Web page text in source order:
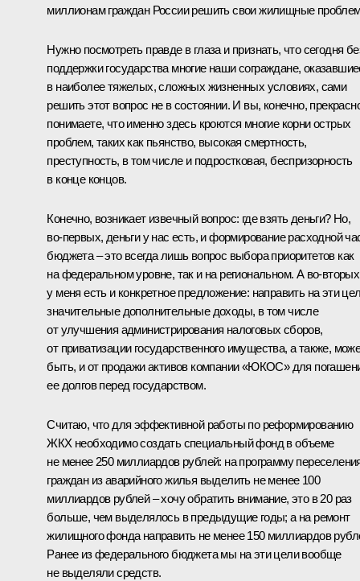
миллионам граждан России решить свои жилищные
Нужно посмотреть правде в глаза и признать, что сегодня
поддержки государства многие наши сограждане,
в наиболее тяжелых, сложных жизненных условиях, сами
решить этот вопрос не в состоянии. И вы, конечно,
понимаете, что именно здесь кроются многие корни острых
проблем, таких как пьянство, высокая смертность,
преступность, в том числе и подростковая, беспризорность
в конце концов.
Конечно, возникает извечный вопрос: где взять деньги? Но,
во‑первых, деньги у нас есть, и формирование расходной
бюджета – это всегда лишь вопрос выбора приоритетов как
на федеральном уровне, так и на региональном. А
у меня есть и конкретное предложение: направить на эти
значительные дополнительные доходы, в том числе
от улучшения администрирования налоговых сборов,
от приватизации государственного имущества, а также,
быть, и от продажи активов компании «ЮКОС» для
ее долгов перед государством.
Считаю, что для эффективной работы по реформированию
ЖКХ необходимо создать специальный фонд в объеме
не менее 250 миллиардов рублей: на программу
граждан из аварийного жилья выделить не менее 100
миллиардов рублей – хочу обратить внимание, это в 20 раз
больше, чем выделялось в предыдущие годы; а на ремонт
жилищного фонда направить не менее 150 миллиардов
Ранее из федерального бюджета мы на эти цели вообще
не выделяли средств.